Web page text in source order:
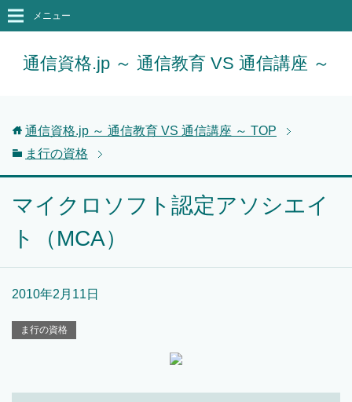
通信資格.jp ～ 通信教育 VS 通信講座 ～
メニュー
通信資格.jp ～ 通信教育 VS 通信講座 ～ TOP
ま行の資格
マイクロソフト認定アソシエイ
ト（MCA）
2010年2月11日
ま行の資格